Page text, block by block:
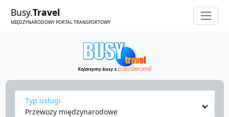
Busy.Travel
MIĘDZYNARODOWY PORTAL TRANSPORTOWY
Typ usługi
Przewozy międzynarodowe